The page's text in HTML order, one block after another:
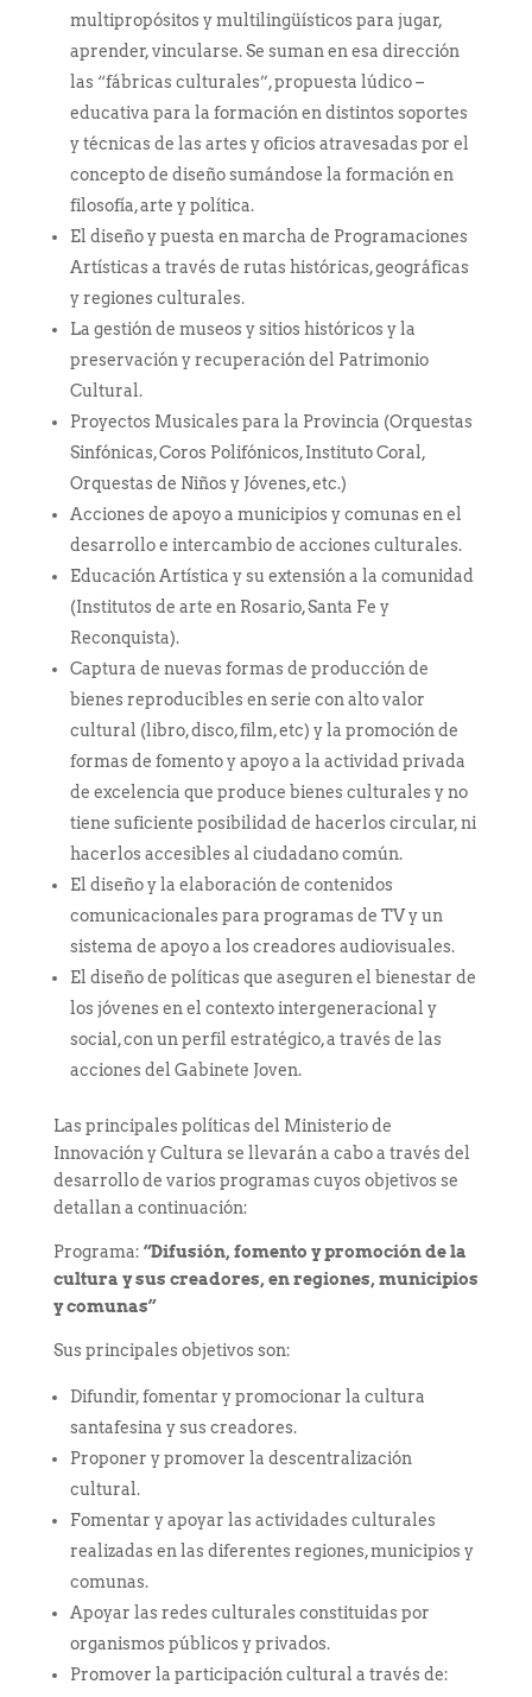
multipropósitos y multilingüísticos para jugar,
aprender, vincularse. Se suman en esa dirección
las “fábricas culturales”, propuesta lúdico –
educativa para la formación en distintos soportes
y técnicas de las artes y oficios atravesadas por el
concepto de diseño sumándose la formación en
filosofía, arte y política.
El diseño y puesta en marcha de Programaciones
Artísticas a través de rutas históricas, geográficas
y regiones culturales.
La gestión de museos y sitios históricos y la
preservación y recuperación del Patrimonio
Cultural.
Proyectos Musicales para la Provincia (Orquestas
Sinfónicas, Coros Polifónicos, Instituto Coral,
Orquestas de Niños y Jóvenes, etc.)
Acciones de apoyo a municipios y comunas en el
desarrollo e intercambio de acciones culturales.
Educación Artística y su extensión a la comunidad
(Institutos de arte en Rosario, Santa Fe y
Reconquista).
Captura de nuevas formas de producción de
bienes reproducibles en serie con alto valor
cultural (libro, disco, film, etc) y la promoción de
formas de fomento y apoyo a la actividad privada
de excelencia que produce bienes culturales y no
tiene suficiente posibilidad de hacerlos circular, ni
hacerlos accesibles al ciudadano común.
El diseño y la elaboración de contenidos
comunicacionales para programas de TV y un
sistema de apoyo a los creadores audiovisuales.
El diseño de políticas que aseguren el bienestar de
los jóvenes en el contexto intergeneracional y
social, con un perfil estratégico, a través de las
acciones del Gabinete Joven.
Las principales políticas del Ministerio de
Innovación y Cultura se llevarán a cabo a través del
desarrollo de varios programas cuyos objetivos se
detallan a continuación:
Programa: “Difusión, fomento y promoción de la
cultura y sus creadores, en regiones, municipios
y comunas”
Sus principales objetivos son:
Difundir, fomentar y promocionar la cultura
santafesina y sus creadores.
Proponer y promover la descentralización
cultural.
Fomentar y apoyar las actividades culturales
realizadas en las diferentes regiones, municipios y
comunas.
Apoyar las redes culturales constituidas por
organismos públicos y privados.
Promover la participación cultural a través de: